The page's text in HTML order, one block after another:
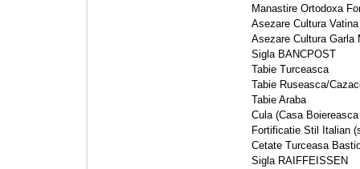
Manastire Ortodoxa
Asezare Cultura
Asezare Cultura Garla
Sigla BANCPOST
Tabie Turceasca
Tabie Ruseasca/
Tabie Araba
Cula (Casa
Fortificatie Stil Italian
Cetate Turceasa
Sigla RAIFFEISSEN